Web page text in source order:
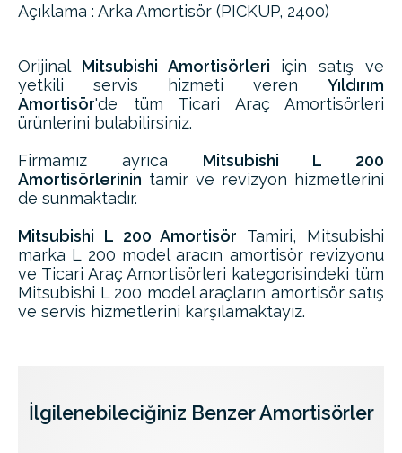
Açıklama : Arka Amortisör (PICKUP, 2400)
Orijinal Mitsubishi Amortisörleri için satış ve
yetkili servis hizmeti veren Yıldırım
Amortisör'de tüm Ticari Araç Amortisörleri
ürünlerini bulabilirsiniz.
Firmamız ayrıca Mitsubishi L 200
Amortisörlerinin tamir ve revizyon hizmetlerini
de sunmaktadır.
Mitsubishi L 200 Amortisör Tamiri, Mitsubishi
marka L 200 model aracın amortisör revizyonu
ve Ticari Araç Amortisörleri kategorisindeki tüm
Mitsubishi L 200 model araçların amortisör satış
ve servis hizmetlerini karşılamaktayız.
İlgilenebileciğiniz Benzer Amortisörler